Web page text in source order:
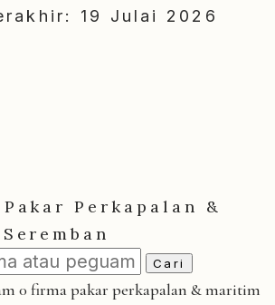
19 Julai 2026
Perkapalan &
Cari
0 firma pakar perkapalan & maritim